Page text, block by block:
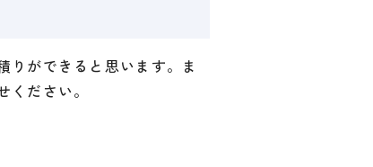
りができると思います。ま
ださい。